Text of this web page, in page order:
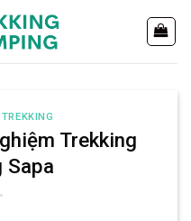
TREKKING
Trekking
Sapa